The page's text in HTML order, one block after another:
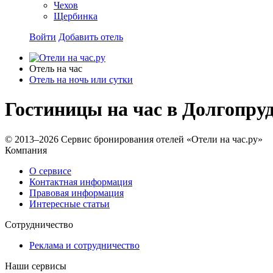
Чехов
Щербинка
Войти Добавить отель
Отель на час
Отель на ночь или сутки
Гостиницы на час в
© 2013–2026 Сервис бронирования отелей «Отели на час.ру»
Компания
О сервисе
Контактная информация
Правовая информация
Интересные статьи
Сотрудничество
Реклама и сотрудничество
Наши сервисы